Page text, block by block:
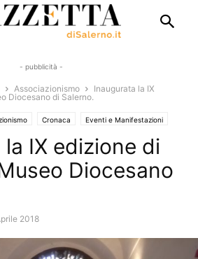
- pubblicità -
Associazionismo
Inaugurata la IX
Diocesano di Salerno.
Cronaca Eventi e Manifestazioni
Mostre e concerti Uncategorized
IX edizione di
Diocesano
2018